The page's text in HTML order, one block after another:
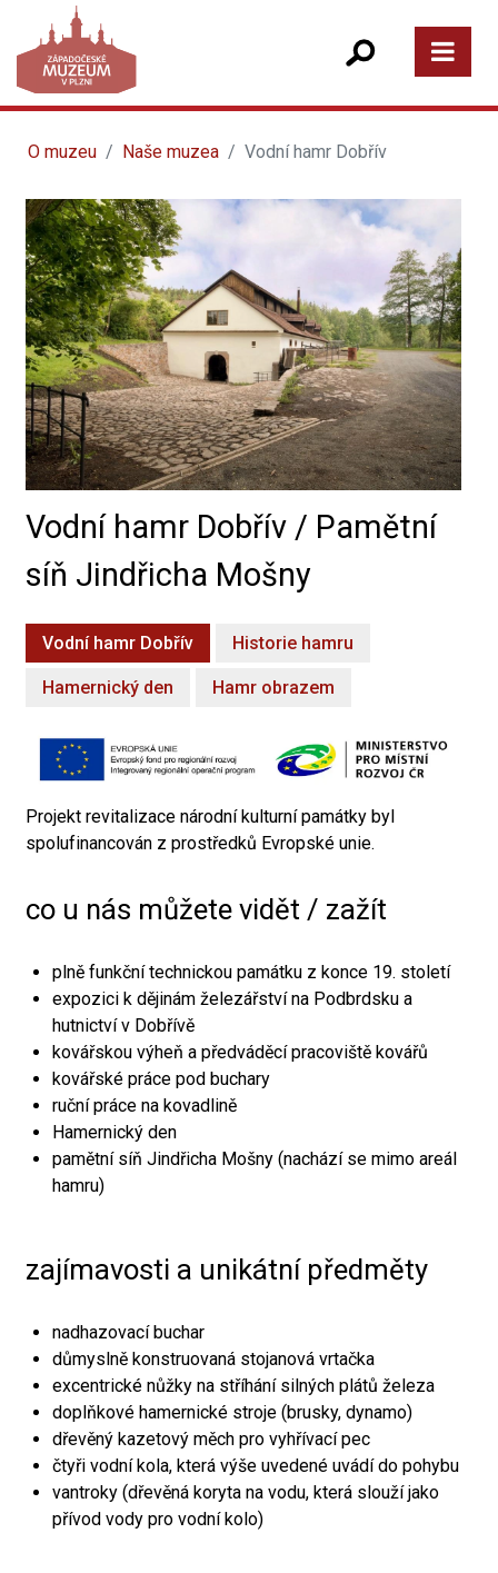
O muzeu Naše muzea Vodní hamr Dobřív
Vodní hamr Dobřív / Pamětní
síň Jindřicha Mošny
Vodní hamr Dobřív Historie hamru
Hamernický den Hamr obrazem
Projekt revitalizace národní kulturní památky byl
spolufinancován z prostředků Evropské unie.
co u nás můžete vidět / zažít
plně funkční technickou památku z konce 19. století
expozici k dějinám železářství na Podbrdsku a
hutnictví v Dobřívě
kovářskou výheň a předváděcí pracoviště kovářů
kovářské práce pod buchary
ruční práce na kovadlině
Hamernický den
pamětní síň Jindřicha Mošny (nachází se mimo areál
hamru)
zajímavosti a unikátní předměty
nadhazovací buchar
důmyslně konstruovaná stojanová vrtačka
excentrické nůžky na stříhání silných plátů železa
doplňkové hamernické stroje (brusky, dynamo)
dřevěný kazetový měch pro vyhřívací pec
čtyři vodní kola, která výše uvedené uvádí do pohybu
vantroky (dřevěná koryta na vodu, která slouží jako
přívod vody pro vodní kolo)